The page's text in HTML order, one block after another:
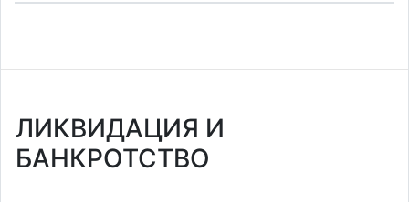
ЛИКВИДАЦИЯ И
БАНКРОТСТВО